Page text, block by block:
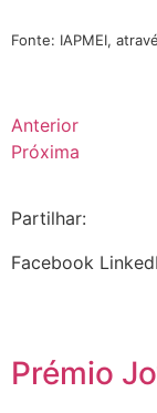
Fonte: IAPMEI,
Anterior
Próxima
Partilhar:
Facebook
Prémio